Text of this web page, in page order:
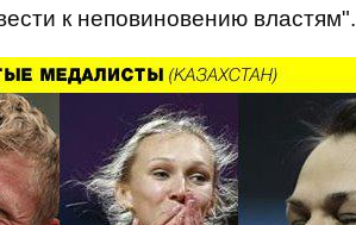
к неповиновению властям".